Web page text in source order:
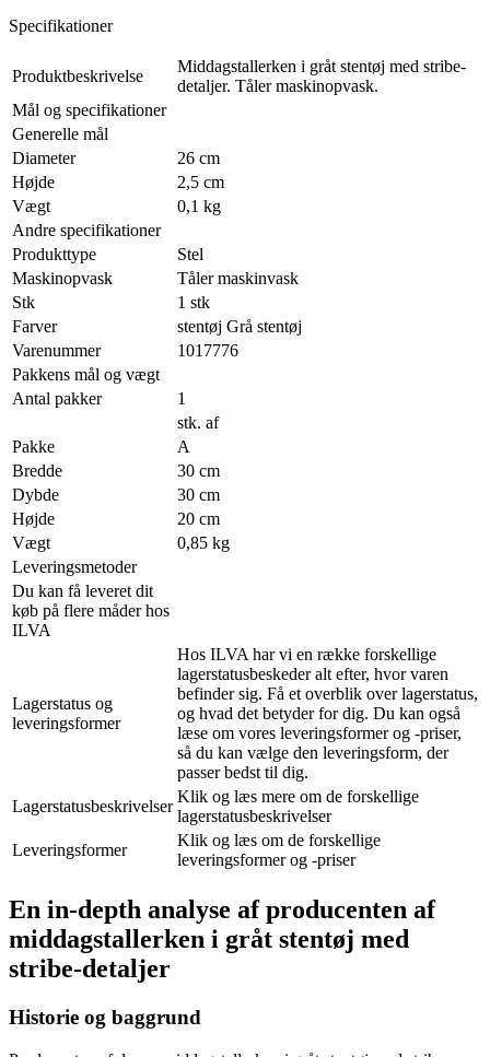
Specifikationer
Produktbeskrivelse
Middagstallerken i gråt stentøj med stribe-
detaljer. Tåler maskinopvask.
Mål og specifikationer
Generelle mål
Diameter
26 cm
Højde
2,5 cm
Vægt
0,1 kg
Andre specifikationer
Produkttype
Stel
Maskinopvask
Tåler maskinvask
Stk
1 stk
Farver
stentøj Grå stentøj
Varenummer
1017776
Pakkens mål og vægt
Antal pakker
1
stk. af
Pakke
A
Bredde
30 cm
Dybde
30 cm
Højde
20 cm
Vægt
0,85 kg
Leveringsmetoder
Du kan få leveret dit
køb på flere måder hos
ILVA
Lagerstatus og
leveringsformer
Hos ILVA har vi en række forskellige
lagerstatusbeskeder alt efter, hvor varen
befinder sig. Få et overblik over lagerstatus,
og hvad det betyder for dig. Du kan også
læse om vores leveringsformer og -priser,
så du kan vælge den leveringsform, der
passer bedst til dig.
Lagerstatusbeskrivelser
Klik og læs mere om de forskellige
lagerstatusbeskrivelser
Leveringsformer
Klik og læs om de forskellige
leveringsformer og -priser
En in-depth analyse af producenten af
middagstallerken i gråt stentøj med
stribe-detaljer
Historie og baggrund